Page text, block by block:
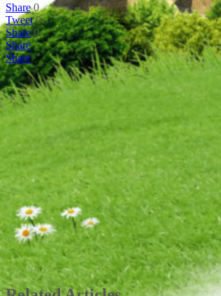
Share 0
Tweet 0
Share 0
Share
Share